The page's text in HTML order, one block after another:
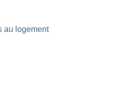
au logement